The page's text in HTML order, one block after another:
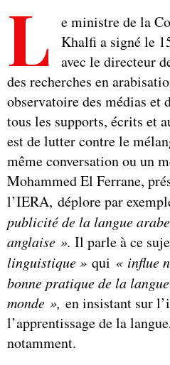
L
e ministre de la
Khalfi a signé le
avec le directeur
des recherches en
observatoire des médias et
tous les supports, écrits et
est de lutter contre le
même conversation ou un
Mohammed El Ferrane,
l’IERA, déplore par
publicité de la langue
anglaise ». Il parle à ce
linguistique» qui « influe
bonne pratique de la
monde », en insistant sur
l’apprentissage de la
notamment.